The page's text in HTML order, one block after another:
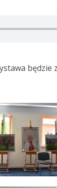
będzie